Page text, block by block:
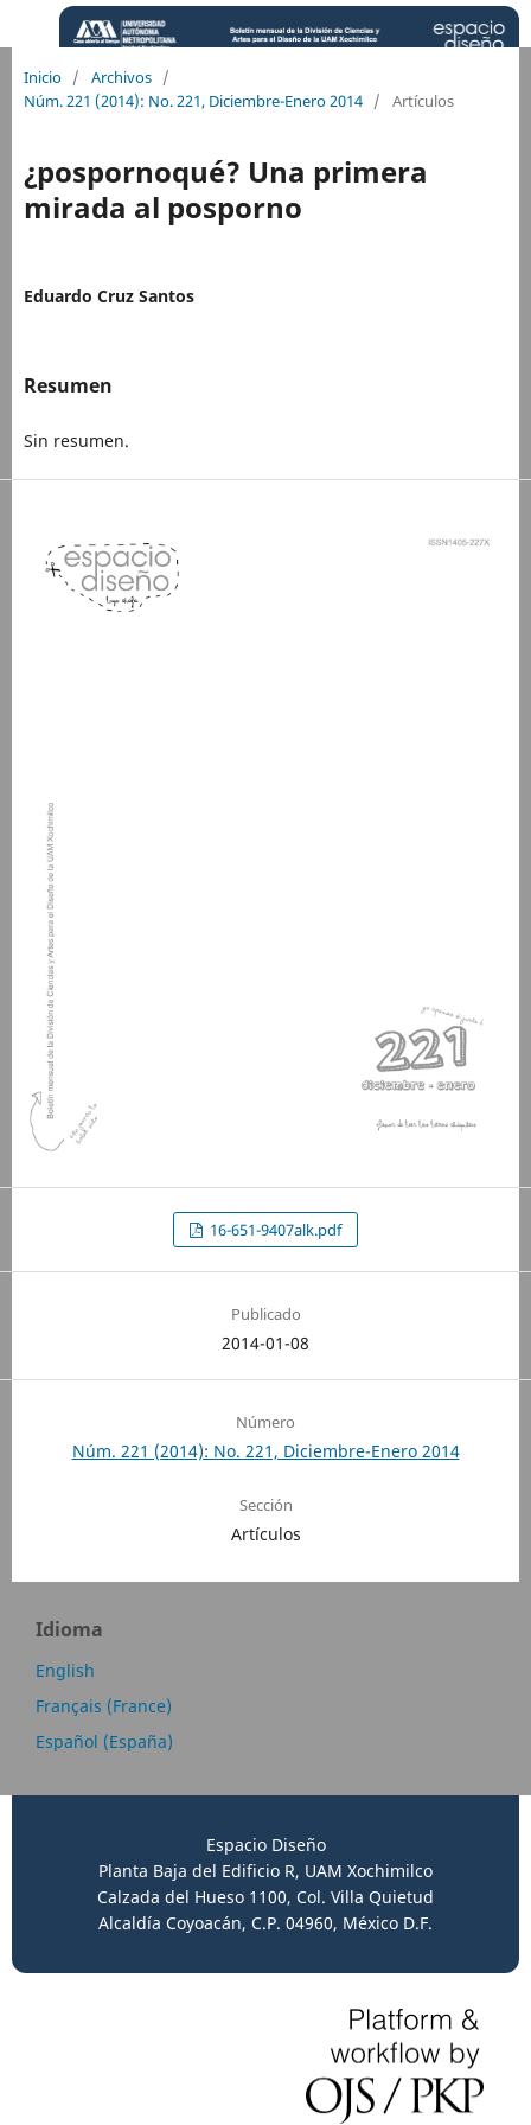
Inicio / Archivos /
Núm. 221 (2014): No. 221, Diciembre-Enero 2014 / Artículos
¿pospornoqué? Una primera
mirada al posporno
Eduardo Cruz Santos
Resumen
Sin resumen.
16-651-9407alk.pdf
Publicado
2014-01-08
Número
Núm. 221 (2014): No. 221, Diciembre-Enero 2014
Sección
Artículos
Idioma
English
Français (France)
Español (España)
Espacio Diseño
Planta Baja del Edificio R, UAM Xochimilco
Calzada del Hueso 1100, Col. Villa Quietud
Alcaldía Coyoacán, C.P. 04960, México D.F.